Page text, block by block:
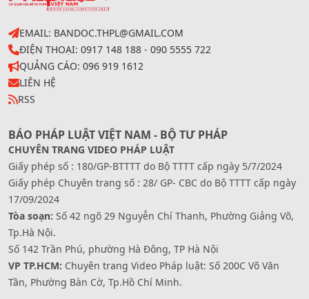
EMAIL: BANDOC.THPL@GMAIL.COM
ĐIỆN THOẠI: 0917 148 188 - 090 5555 722
QUẢNG CÁO: 096 919 1612
LIÊN HỆ
RSS
BÁO PHÁP LUẬT VIỆT NAM - BỘ TƯ PHÁP
CHUYÊN TRANG VIDEO PHÁP LUẬT
Giấy phép số : 180/GP-BTTTT do Bộ TTTT cấp ngày 5/7/2024
Giấy phép Chuyên trang số : 28/ GP- CBC do Bộ TTTT cấp ngày
17/09/2024
Tòa soạn: Số 42 ngõ 29 Nguyễn Chí Thanh, Phường Giảng Võ,
Tp.Hà Nội.
Số 142 Trần Phú, phường Hà Đông, TP Hà Nội
VP TP.HCM: Chuyên trang Video Pháp luật: Số 200C Võ Văn
Tần, Phường Bàn Cờ, Tp.Hồ Chí Minh.